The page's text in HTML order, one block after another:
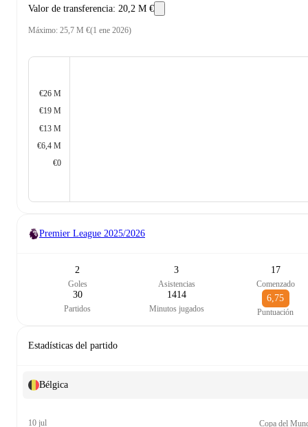
Valor de transferencia: 20,2 M €
Máximo: 25,7 M €(1 ene 2026)
€26 M
€19 M
€13 M
€6,4 M
€0
Premier League 2025/2026
2
Goles
3
Asistencias
17
Comenzado
30
Partidos
1414
Minutos jugados
6,75
Puntuación
Estadísticas del partido
Bélgica
10 jul
Copa del